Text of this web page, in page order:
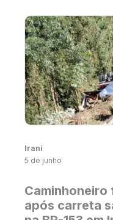
Irani
5 de junho
após carreta